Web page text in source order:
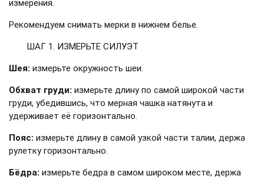
измерения.
Рекомендуем снимать мерки в нижнем белье.
ШАГ 1. ИЗМЕРЬТЕ СИЛУЭТ
Шея: измерьте окружность шеи.
Обхват груди: измерьте длину по самой широкой части
груди, убедившись, что мерная чашка натянута и
удерживает её горизонтально.
Пояс: измерьте длину в самой узкой части талии, держа
рулетку горизонтально.
Бёдра: измерьте бедра в самом широком месте, держа